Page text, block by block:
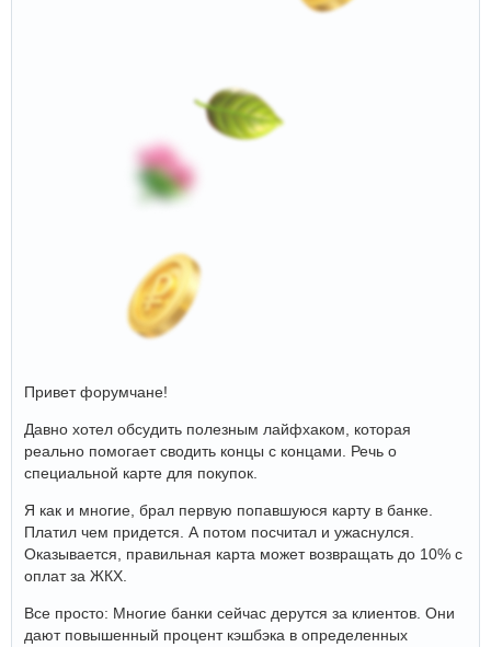
Привет форумчане!
Давно хотел обсудить полезным лайфхаком, которая
реально помогает сводить концы с концами. Речь о
специальной карте для покупок.
Я как и многие, брал первую попавшуюся карту в банке.
Платил чем придется. А потом посчитал и ужаснулся.
Оказывается, правильная карта может возвращать до 10% с
оплат за ЖКХ.
Все просто: Многие банки сейчас дерутся за клиентов. Они
дают повышенный процент кэшбэка в определенных